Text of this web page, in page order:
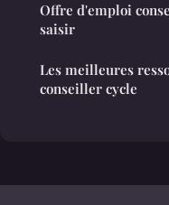
Offre d'emploi
saisir
Les meilleures
conseiller cycle